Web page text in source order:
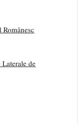
Românesc
de